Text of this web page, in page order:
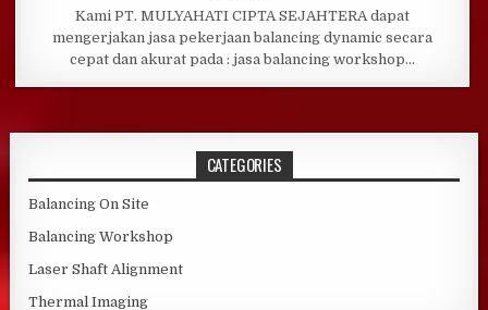
Kami PT. MULYAHATI CIPTA SEJAHTERA dapat
mengerjakan jasa pekerjaan balancing dynamic secara
cepat dan akurat pada : jasa balancing workshop…
CATEGORIES
Balancing On Site
Balancing Workshop
Laser Shaft Alignment
Thermal Imaging